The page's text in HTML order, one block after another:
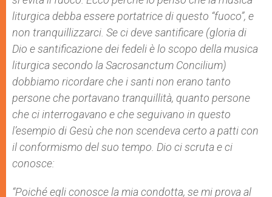
liturgica debba essere portatrice di questo “fuoco”, e
non tranquillizzarci. Se ci deve santificare (gloria di
Dio e santificazione dei fedeli è lo scopo della musica
liturgica secondo laSacrosanctum Concilium)
dobbiamo ricordare che i santi non erano tanto
persone che portavano tranquillità, quanto persone
che ci interrogavano e che seguivano in questo
l’esempio di Gesù che non scendeva certo a patti con
il conformismo del suo tempo. Dio ci scruta e ci
conosce:
“Poiché egli conosce la mia condotta, se mi prova al